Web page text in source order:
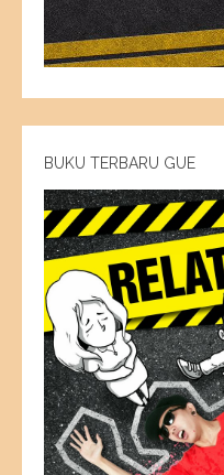
BUKU TERBARU GUE